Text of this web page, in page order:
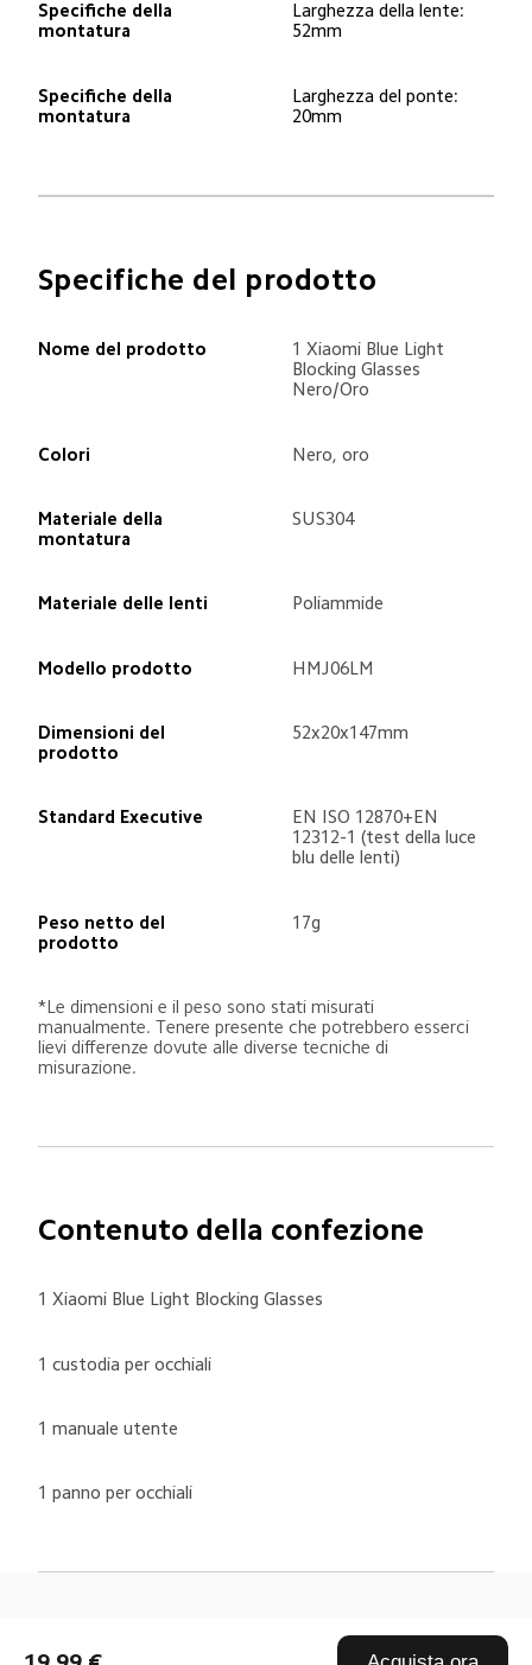
Specifiche della
montatura
Larghezza della lente:
52mm
Specifiche della
montatura
Larghezza del ponte:
20mm
Specifiche del prodotto
Nome del prodotto
1 Xiaomi Blue Light
Blocking Glasses
Nero/Oro
Colori Nero, oro
Materiale della
montatura
SUS304
Materiale delle lenti Poliammide
Modello prodotto HMJ06LM
Dimensioni del
prodotto
52x20x147mm
Standard Executive
EN ISO 12870+EN
12312-1 (test della luce
blu delle lenti)
Peso netto del
prodotto
17g
*Le dimensioni e il peso sono stati misurati
manualmente. Tenere presente che potrebbero esserci
lievi differenze dovute alle diverse tecniche di
misurazione.
Contenuto della confezione
1 Xiaomi Blue Light Blocking Glasses
1 custodia per occhiali
1 manuale utente
1 panno per occhiali